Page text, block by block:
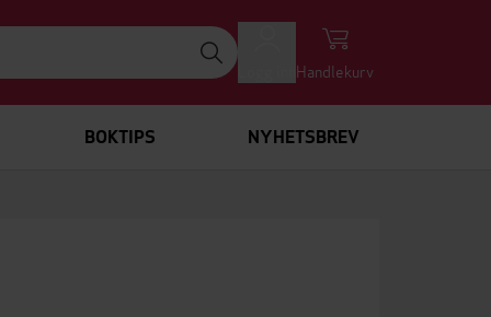
Handlekurv
BOKTIPS NYHETSBREV